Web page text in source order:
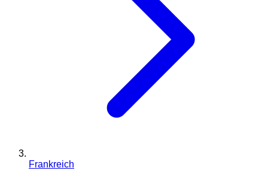
Frankreich